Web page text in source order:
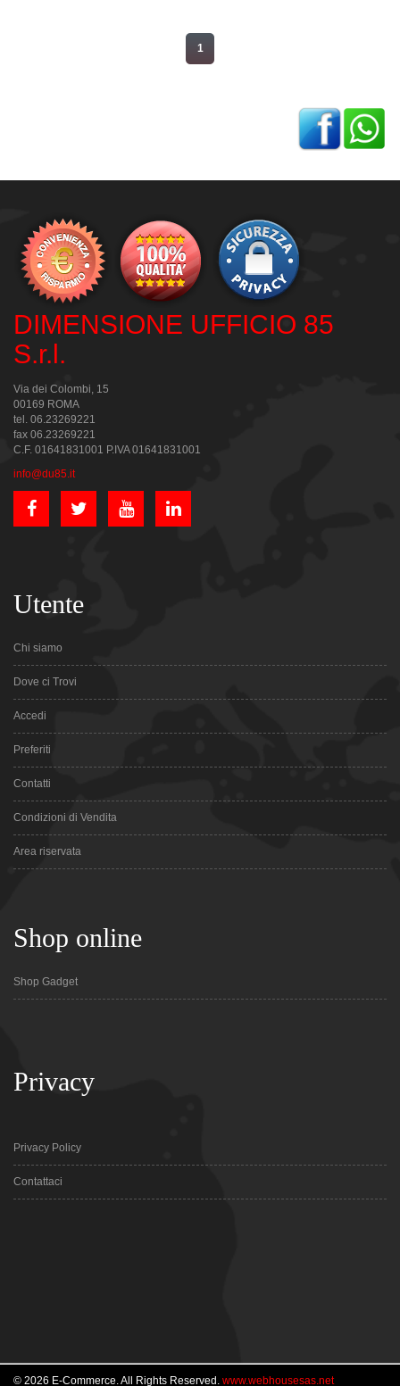
1
DIMENSIONE UFFICIO 85
S.r.l.
Via dei Colombi, 15
00169 ROMA
tel. 06.23269221
fax 06.23269221
C.F. 01641831001 P.IVA 01641831001
info@du85.it
Utente
Chi siamo
Dove ci Trovi
Accedi
Preferiti
Contatti
Condizioni di Vendita
Area riservata
Shop online
Shop Gadget
Privacy
Privacy Policy
Contattaci
© 2026 E-Commerce. All Rights Reserved. www.webhousesas.net